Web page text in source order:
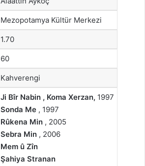
Mezopotamya Kültür Merkezi
1.70
60
Kahverengi
Ji Bîr Nabin , Koma Xerzan, 1997
Sonda Me , 1997
Rûkena Min , 2005
Sebra Min , 2006
Mem û Zîn
Şahiya Stranan